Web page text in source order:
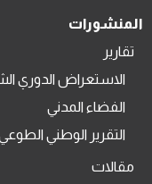
المنشورات
تقارير
الاستعراض الدوري
الفضاء المدني
التقرير الوطني
مقالات